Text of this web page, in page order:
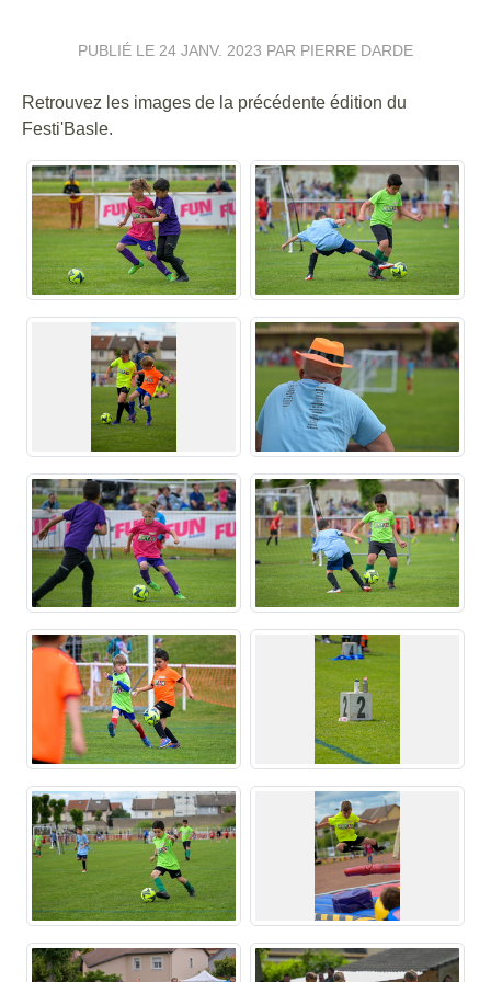
PUBLIÉ LE 24 JANV. 2023 PAR PIERRE DARDE
Retrouvez les images de la précédente édition du
Festi'Basle.